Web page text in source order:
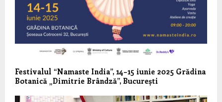
Festivalul “Namaste India”, 14–15 iunie 2025 Grădina
Botanică „Dimitrie Brândză”, București